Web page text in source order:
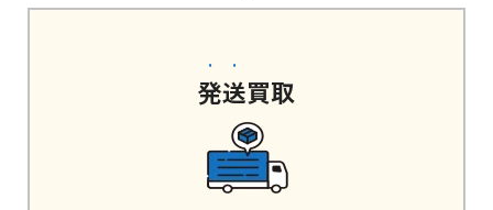
発送買取